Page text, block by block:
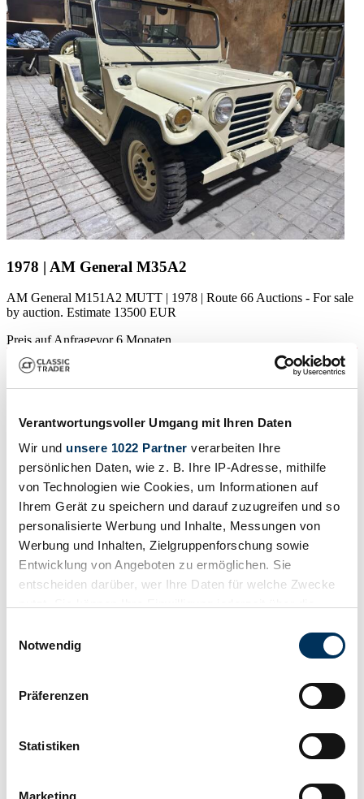
Verantwortungsvoller Umgang mit Ihren Daten
Wir und unsere 1022 Partner verarbeiten Ihre
persönlichen Daten, wie z. B. Ihre IP-Adresse, mithilfe
von Technologien wie Cookies, um Informationen auf
Ihrem Gerät zu speichern und darauf zuzugreifen und so
personalisierte Werbung und Inhalte, Messungen von
Werbung und Inhalten, Zielgruppenforschung sowie
Entwicklung von Angeboten zu ermöglichen. Sie
entscheiden darüber, wer Ihre Daten für welche Zwecke
Trigger Symbol ändern oder widerrufen
Informationen über Ihre geografische Lage
können
bestimmten Merkmalen (Fingerprinting) identifizieren
Notwendig
Präferenzen
Statistiken
Marketing
1978 | AM General M35A2
AM General M151A2 MUTT | 1978 | Route 66 Auctions - For sale
by auction. Estimate 13500 EUR
Preis auf Anfragevor 6 Monaten
Nutzfahrzeug (Militärfahrzeug)
Leistung (kW/PS)